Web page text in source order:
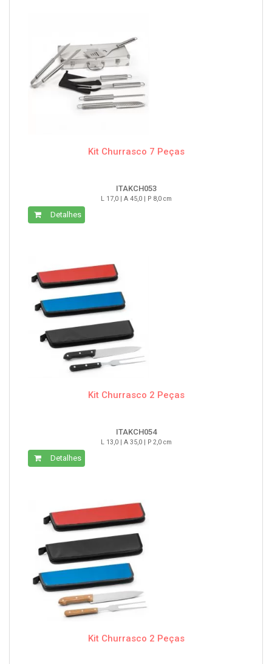
Kit Churrasco 7 Peças
ITAKCH053
L 17,0 | A 45,0 | P 8,0 cm
Detalhes
Kit Churrasco 2 Peças
ITAKCH054
L 13,0 | A 35,0 | P 2,0 cm
Detalhes
Kit Churrasco 2 Peças